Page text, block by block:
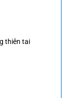
thiên tai